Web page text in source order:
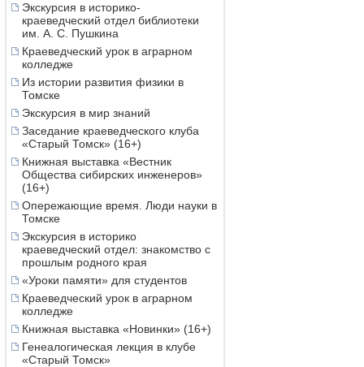
Экскурсия в историко-
краеведческий отдел библиотеки
им. А. С. Пушкина
Краеведческий урок в аграрном
колледже
Из истории развития физики в
Томске
Экскурсия в мир знаний
Заседание краеведческого клуба
«Старый Томск» (16+)
Книжная выставка «Вестник
Общества сибирских инженеров»
(16+)
Опережающие время. Люди науки в
Томске
Экскурсия в историко
краеведческий отдел: знакомство с
прошлым родного края
«Уроки памяти» для студентов
Краеведческий урок в аграрном
колледже
Книжная выставка «Новинки» (16+)
Генеалогическая лекция в клубе
«Старый Томск»